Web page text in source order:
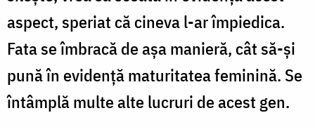
aspect, speriat că cineva l-ar împiedica.
Fata se îmbracă de aşa manieră, cât să-şi
pună în evidenţă maturitatea feminină. Se
întâmplă multe alte lucruri de acest gen.